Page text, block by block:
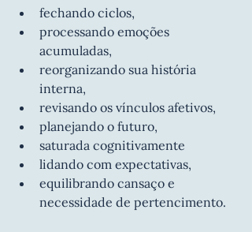
fechando ciclos,
processando emoções
acumuladas,
reorganizando sua história
interna,
revisando os vínculos afetivos,
planejando o futuro,
saturada cognitivamente
lidando com expectativas,
equilibrando cansaço e
necessidade de pertencimento.